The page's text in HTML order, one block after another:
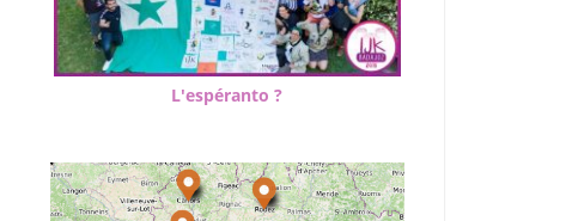
L'espéranto ?